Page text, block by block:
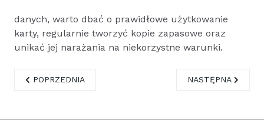
danych, warto dbać o prawidłowe użytkowanie
karty, regularnie tworzyć kopie zapasowe oraz
unikać jej narażania na niekorzystne warunki.
POPRZEDNIA STRONA: USZKODZONY PENDRIVE NIE
POPRZEDNIA NASTĘPNA
NASTĘPNA